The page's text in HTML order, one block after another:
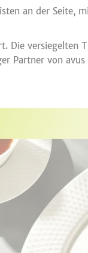
an der Seite,
Die versiegelten
Partner von